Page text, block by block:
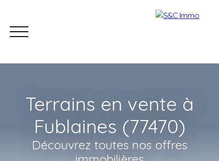
Accueil Acheter Estimer Vendre
Terrains en vente à
Fublaines (77470)
Découvrez toutes nos offres